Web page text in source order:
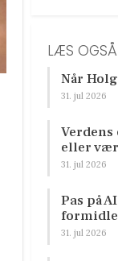
LÆS OGSÅ
Når
31. jul 2026
eller
31. jul 2026
Pas på
31. jul 2026